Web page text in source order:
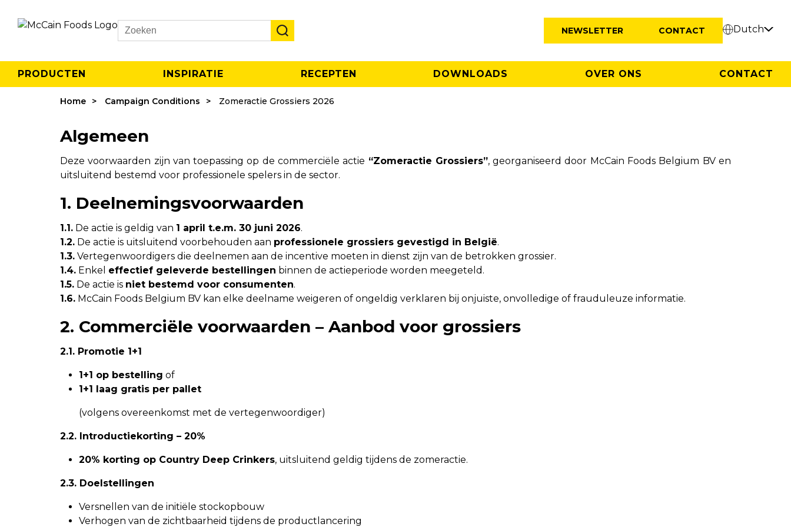
Search
NEWSLETTER CONTACT Dutch
PRODUCTEN INSPIRATIE RECEPTEN DOWNLOADS OVER ONS CONTACT
Home Campaign Conditions Zomeractie Grossiers 2026
Algemeen
Deze voorwaarden zijn van toepassing op de commerciële actie “Zomeractie Grossiers”, georganiseerd door McCain Foods Belgium BV en
uitsluitend bestemd voor professionele spelers in de sector.
1. Deelnemingsvoorwaarden
1.1.De actie is geldig van 1 april t.e.m. 30 juni 2026.
1.2.De actie is uitsluitend voorbehouden aan professionele grossiers gevestigd in België.
1.3.Vertegenwoordigers die deelnemen aan de incentive moeten in dienst zijn van de betrokken grossier.
1.4.Enkel effectief geleverde bestellingen binnen de actieperiode worden meegeteld.
1.5.De actie is niet bestemd voor consumenten.
1.6.McCain Foods Belgium BV kan elke deelname weigeren of ongeldig verklaren bij onjuiste, onvolledige of frauduleuze informatie.
2. Commerciële voorwaarden – Aanbod voor grossiers
2.1. Promotie 1+1
1+1 op bestelling of
1+1 laag gratis per pallet
(volgens overeenkomst met de vertegenwoordiger)
2.2. Introductiekorting – 20%
20% korting op Country Deep Crinkers, uitsluitend geldig tijdens de zomeractie.
2.3. Doelstellingen
Versnellen van de initiële stockopbouw
Verhogen van de zichtbaarheid tijdens de productlancering